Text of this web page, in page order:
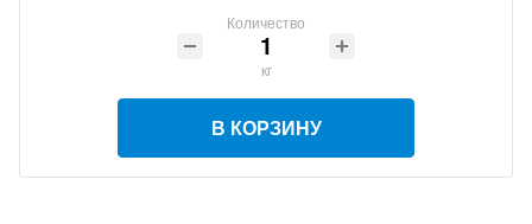
Количество
кг
В КОРЗИНУ